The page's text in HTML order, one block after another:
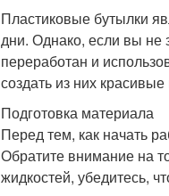
Пластиковые бутылки
дни. Однако, если вы не
переработан и
создать из них
Подготовка материала
Перед тем, как начать
Обратите внимание на
жидкостей, убедитесь,